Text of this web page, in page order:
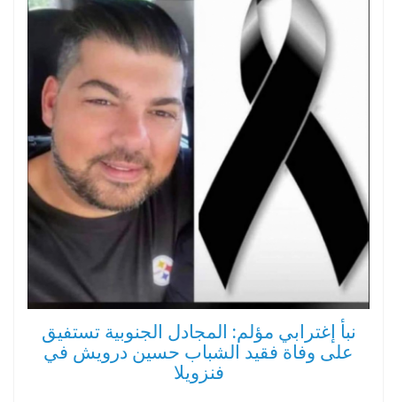
نبأ إغترابي مؤلم: المجادل الجنوبية تستفيق
على وفاة فقيد الشباب حسين درويش في
فنزويلا